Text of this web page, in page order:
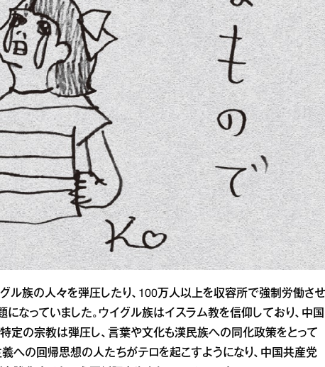
ル族の人々を弾圧したり、100万人以上を収容所で強制労働させ
なっていました。ウイグル族はイスラム教を信仰しており、中国
定の宗教は弾圧し、言葉や文化も漢民族への同化政策をとって
への回帰思想の人たちがテロを起こすようになり、中国共産党